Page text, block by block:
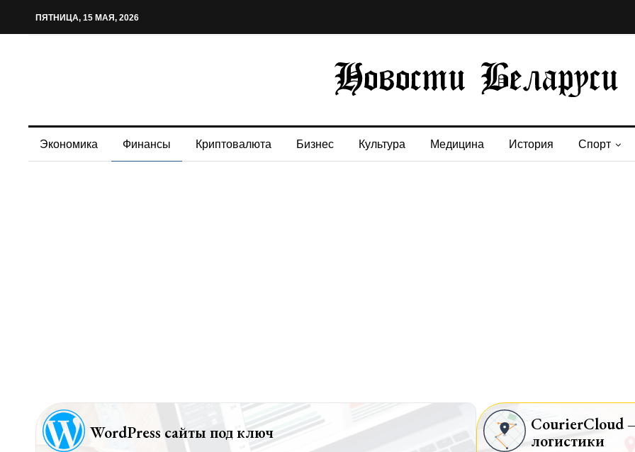
ПЯТНИЦА, 15 МАЯ, 2026
Экономика Финансы Криптовалюта Бизнес Культура Медицина История Спорт
WordPress сайты под ключ
CourierCloud
логистики